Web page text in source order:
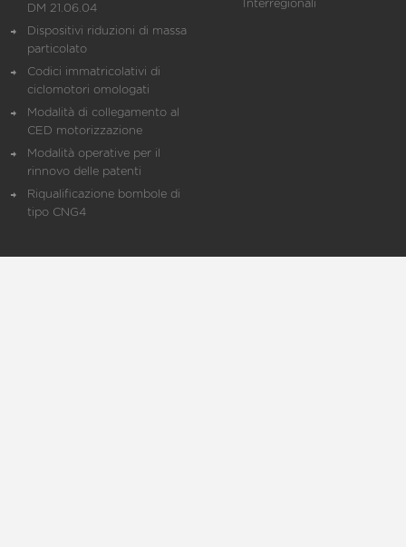
DM 21.06.04
Dispositivi riduzioni di massa
particolato
Codici immatricolativi di
ciclomotori omologati
Modalità di collegamento al
CED motorizzazione
Modalità operative per il
rinnovo delle patenti
Riqualificazione bombole di
tipo CNG4
Interregionali